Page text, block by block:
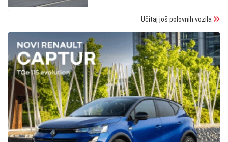
Učitaj još polovnih vozila